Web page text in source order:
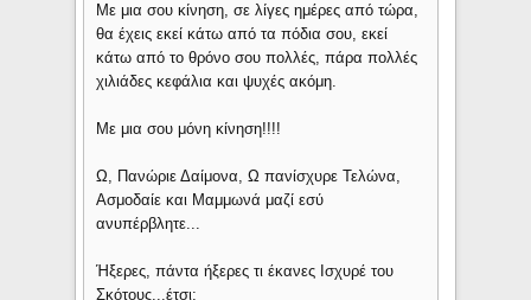
Με μια σου κίνηση, σε λίγες ημέρες από τώρα,
θα έχεις εκεί κάτω από τα πόδια σου, εκεί
κάτω από το θρόνο σου πολλές, πάρα πολλές
χιλιάδες κεφάλια και ψυχές ακόμη.
Με μια σου μόνη κίνηση!!!!
Ω, Πανώριε Δαίμονα, Ω πανίσχυρε Τελώνα,
Ασμοδαίε και Μαμμωνά μαζί εσύ
ανυπέρβλητε...
Ήξερες, πάντα ήξερες τι έκανες Ισχυρέ του
Σκότους...έτσι;